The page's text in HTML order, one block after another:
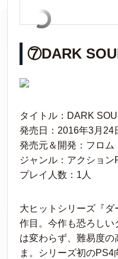
⑦DARK
タイトル：DARK
発売日：2016年3月24
発売元＆開発：フロム
ジャンル：アクション
プレイ人数：1人
大ヒットシリーズ『
作目。今作も恐ろし
は変わらず、難易度の
ま。シリーズ初の